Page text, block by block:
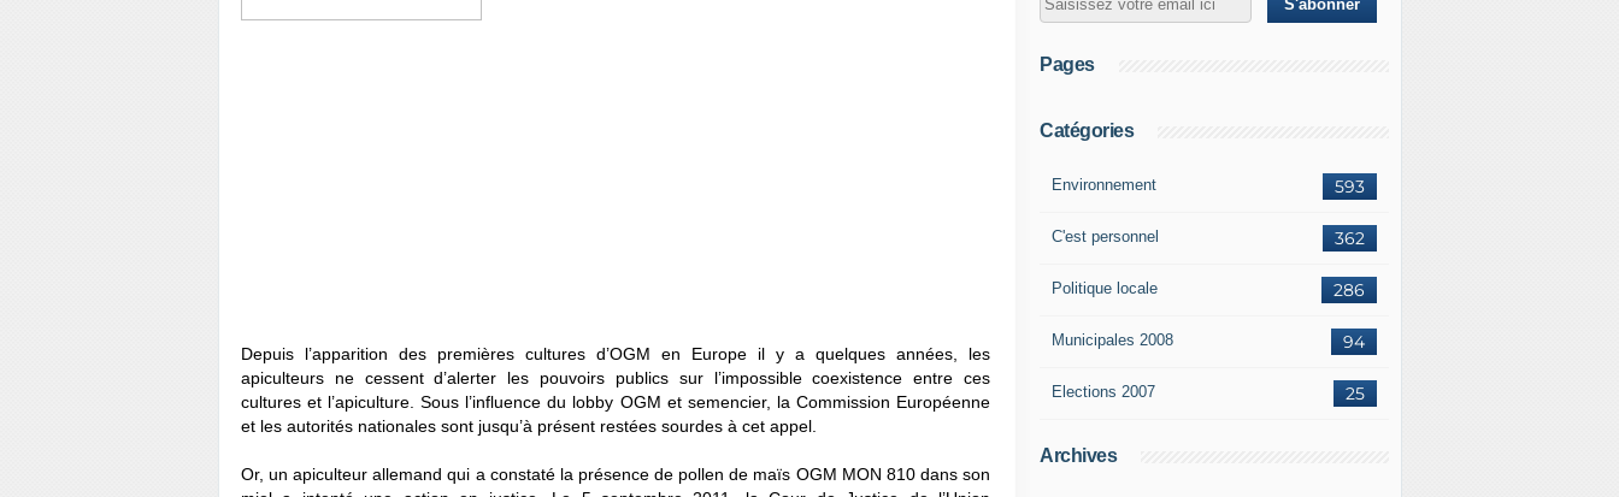
Depuis l’apparition des premières cultures d’OGM en Europe il y a quelques années, les
apiculteurs ne cessent d’alerter les pouvoirs publics sur l’impossible coexistence entre ces
cultures et l’apiculture. Sous l’influence du lobby OGM et semencier, la Commission Européenne
et les autorités nationales sont jusqu’à présent restées sourdes à cet appel.
Or, un apiculteur allemand qui a constaté la présence de pollen de maïs OGM MON 810 dans son
Pages
Catégories
593
Environnement
362
C'est personnel
286
Politique locale
94
Municipales 2008
25
Elections 2007
Archives